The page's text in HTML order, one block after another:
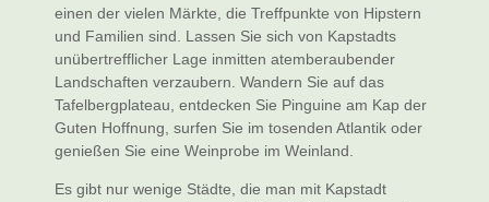
einen der vielen Märkte, die Treffpunkte von Hipstern
und Familien sind. Lassen Sie sich von Kapstadts
unübertrefflicher Lage inmitten atemberaubender
Landschaften verzaubern. Wandern Sie auf das
Tafelbergplateau, entdecken Sie Pinguine am Kap der
Guten Hoffnung, surfen Sie im tosenden Atlantik oder
genießen Sie eine Weinprobe im Weinland.
Es gibt nur wenige Städte, die man mit Kapstadt